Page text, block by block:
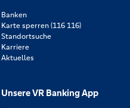
Banken
Karte sperren (116 116)
Standortsuche
Karriere
Aktuelles
Unsere VR Banking App